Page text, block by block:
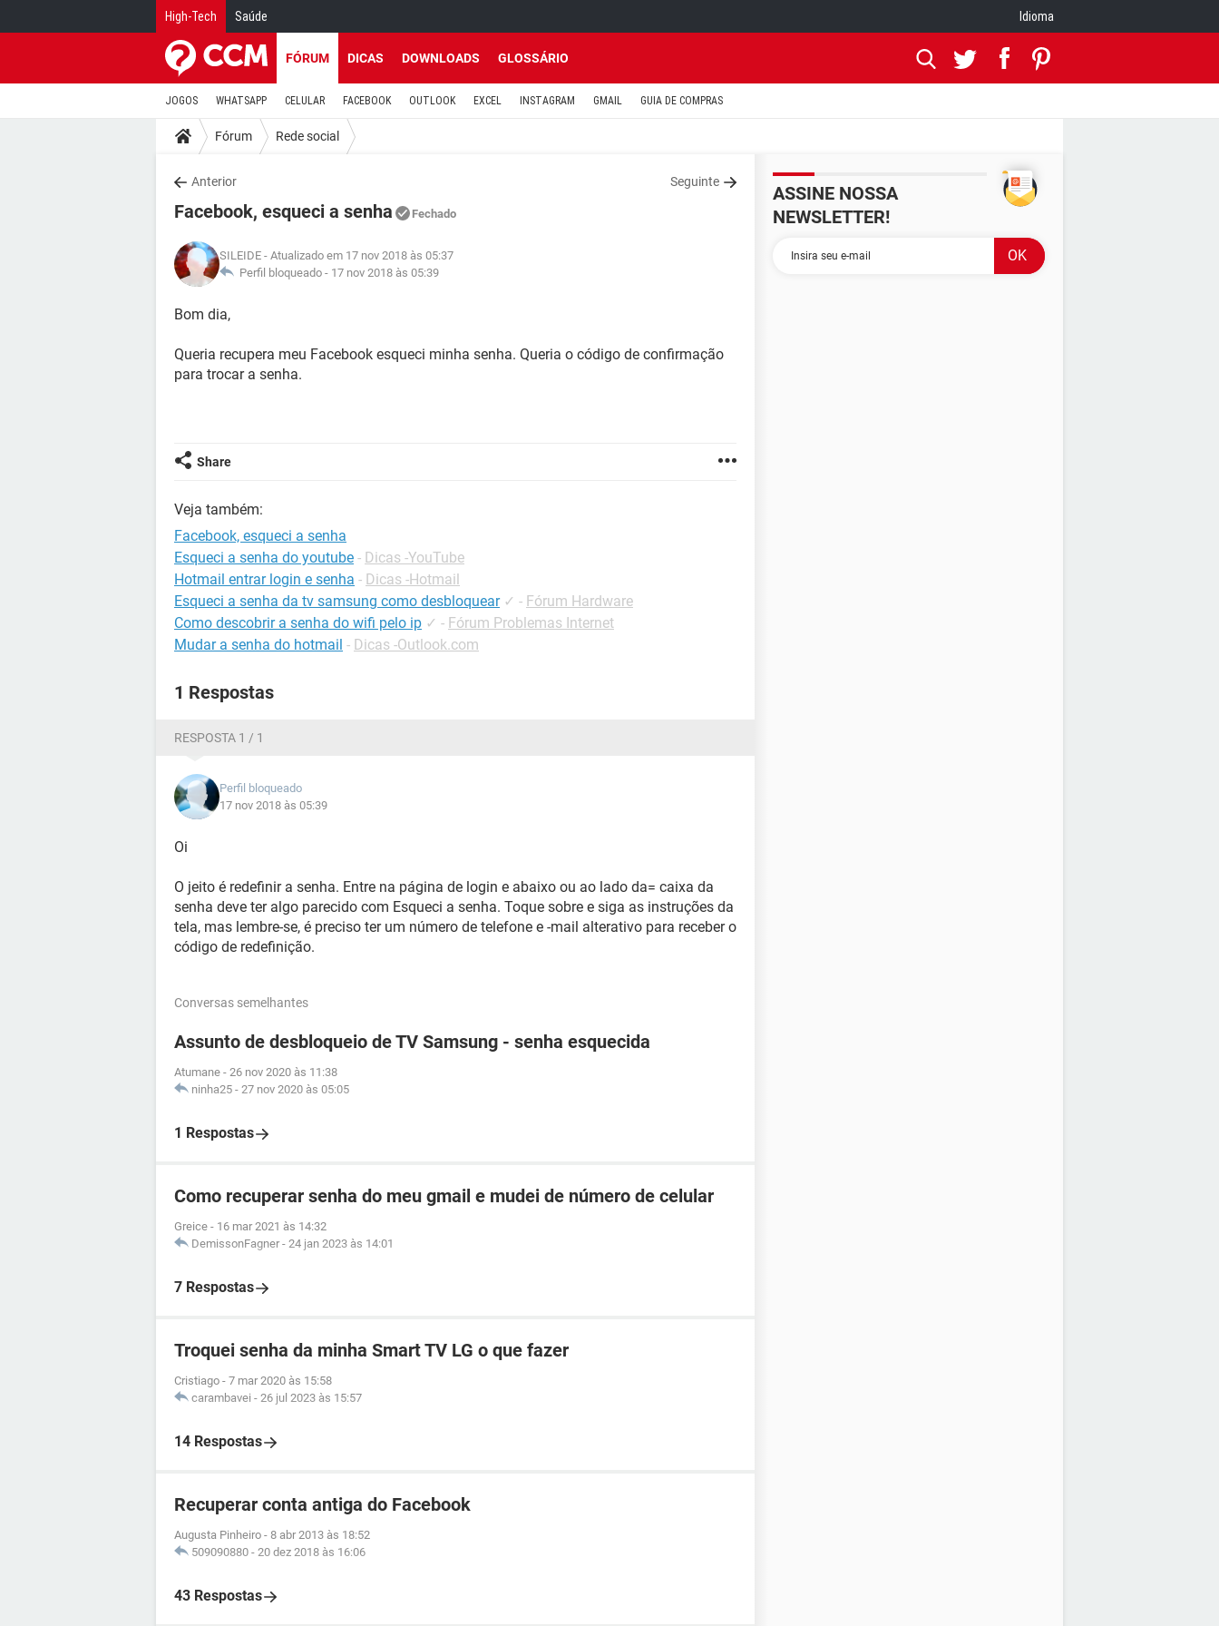
High-Tech Saúde Idioma
FÓRUM DICAS DOWNLOADS GLOSSÁRIO
JOGOS WHATSAPP CELULAR FACEBOOK OUTLOOK EXCEL INSTAGRAM GMAIL GUIA DE COMPRAS
Fórum Rede social
Anterior Seguinte
Facebook, esqueci a senha Fechado
SILEIDE - Atualizado em 17 nov 2018 às 05:37
Perfil bloqueado - 17 nov 2018 às 05:39
Bom dia,
Queria recupera meu Facebook esqueci minha senha. Queria o código de confirmação
para trocar a senha.
Share
Veja também:
Facebook, esqueci a senha
Esqueci a senha do youtube - Dicas -YouTube
Hotmail entrar login e senha - Dicas -Hotmail
Esqueci a senha da tv samsung como desbloquear ✓ - Fórum Hardware
Como descobrir a senha do wifi pelo ip ✓ - Fórum Problemas Internet
Mudar a senha do hotmail - Dicas -Outlook.com
1 Respostas
RESPOSTA 1 / 1
Perfil bloqueado
17 nov 2018 às 05:39
Oi
O jeito é redefinir a senha. Entre na página de login e abaixo ou ao lado da= caixa da
senha deve ter algo parecido com Esqueci a senha. Toque sobre e siga as instruções da
tela, mas lembre-se, é preciso ter um número de telefone e -mail alterativo para receber o
código de redefinição.
Conversas semelhantes
Assunto de desbloqueio de TV Samsung - senha esquecida
Atumane - 26 nov 2020 às 11:38
ninha25 - 27 nov 2020 às 05:05
1 Respostas
Como recuperar senha do meu gmail e mudei de número de celular
Greice - 16 mar 2021 às 14:32
DemissonFagner - 24 jan 2023 às 14:01
7 Respostas
Troquei senha da minha Smart TV LG o que fazer
Cristiago - 7 mar 2020 às 15:58
carambavei - 26 jul 2023 às 15:57
14 Respostas
Recuperar conta antiga do Facebook
Augusta Pinheiro - 8 abr 2013 às 18:52
509090880 - 20 dez 2018 às 16:06
43 Respostas
ASSINE NOSSA
NEWSLETTER!